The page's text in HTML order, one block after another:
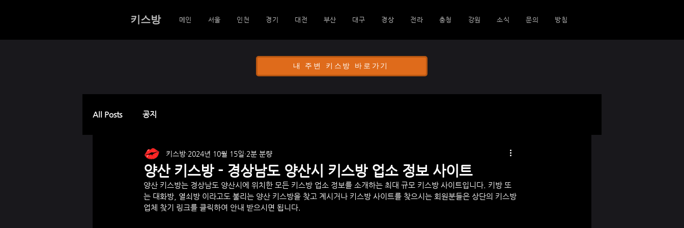
키스방 메인 서울 인천 경기 대전 부산 대구 경상 전라 충청 강원 소식 문의 방침
내 주변 키스방 바로가기
All Posts 공지
양산 키스방 - 경상남도 양산시 키스방 업소 정보 사이트
키스방 2024년 10월 15일 2분 분량
양산 키스방는 경상남도 양산시 에 위치한 모든 키스방 업소 정보를 소개하는 최대 규모 키스방 사이트입니다. 키방 또
는 대화방, 열쇠방 이라고도 불리는 양산 키스방을 찾고 계시거나 키스방 사이트를 찾으시는 회원분들은 상단의 키스방
업체 찾기 링크를 클릭하여 안내 받으시면 됩니다.